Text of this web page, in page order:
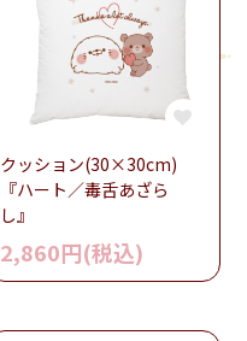
クッション(30×30cm)
『ハート／毒舌あざら
し』
2,860円(税込)